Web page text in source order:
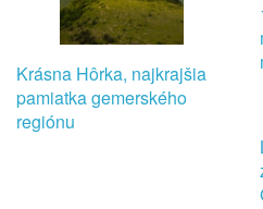
Krásna Hôrka, najkrajšia
pamiatka gemerského
regiónu